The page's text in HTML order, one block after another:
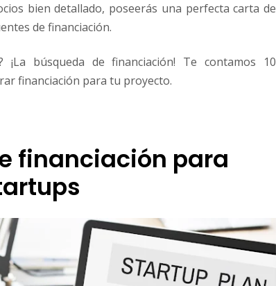
bien detallado, poseerás una perfecta carta de
de financiación.
búsqueda de financiación! Te contamos 10
financiación para tu proyecto.
financiación para